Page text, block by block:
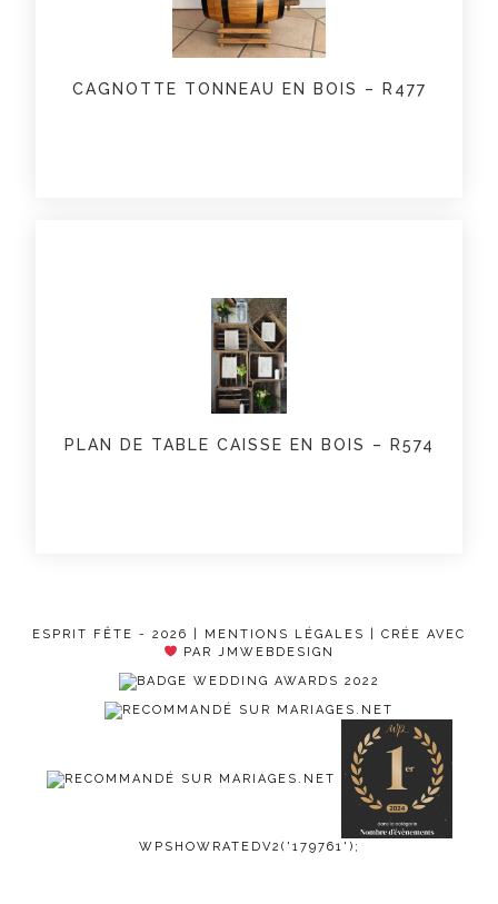
CAGNOTTE TONNEAU EN BOIS – R477
PLAN DE TABLE CAISSE EN BOIS – R574
ESPRIT FÊTE - 2026 | MENTIONS LÉGALES
| CRÉE AVEC
PAR JMWEBDESIGN
WPSHOWRATEDV2('179761');